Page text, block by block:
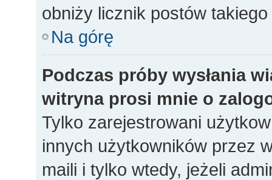
obniży licznik postów
Na górę
Podczas próby wysłania
witryna prosi mnie o
Tylko zarejestrowani
innych użytkowników przez
maili i tylko wtedy, jeżeli